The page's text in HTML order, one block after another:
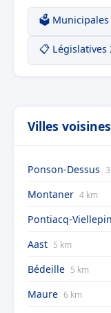
🗳️ Municipales
📋 Législatives
Villes voisines
Ponson-Dessus
Montaner 4 km
Pontiacq-
Aast 5 km
Bédeille 5 km
Maure 6 km